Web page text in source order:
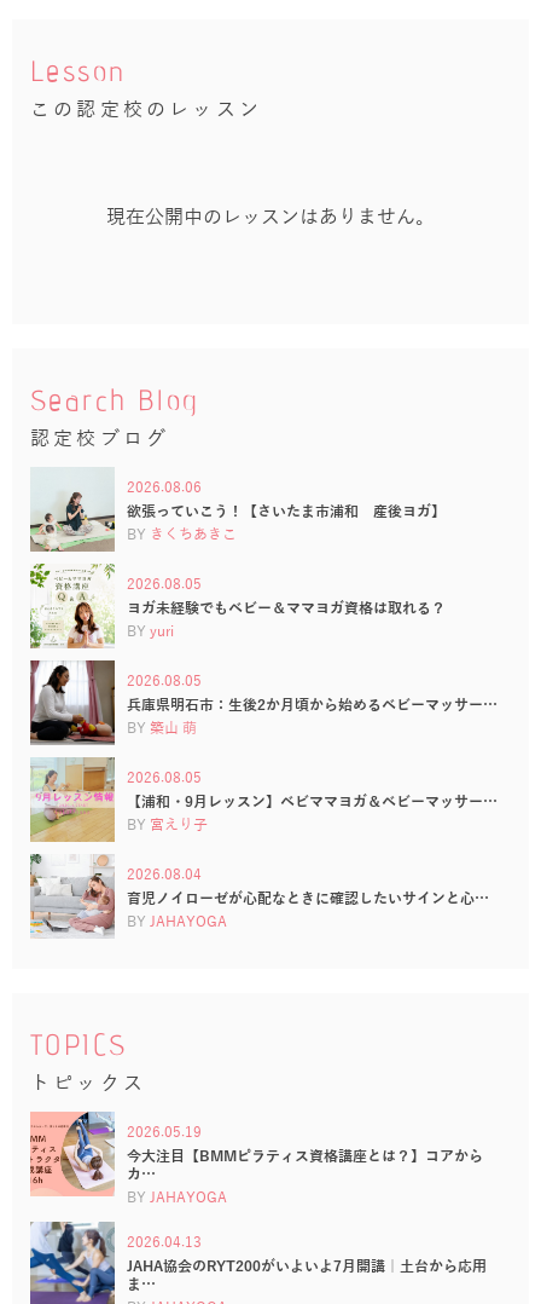
Lesson
この認定校のレッスン
現在公開中のレッスンはありません。
Search Blog
認定校ブログ
2026.08.06
欲張っていこう！【さいたま市浦和 産後ヨガ】
BY きくちあきこ
2026.08.05
ヨガ未経験でもベビー＆ママヨガ資格は取れる？
BY yuri
2026.08.05
兵庫県明石市：生後2か月頃から始めるベビーマッサー…
BY 築山 萌
2026.08.05
【浦和・9月レッスン】ベビママヨガ＆ベビーマッサー…
BY 宮えり子
2026.08.04
育児ノイローゼが心配なときに確認したいサインと心…
BY JAHAYOGA
TOPICS
トピックス
2026.05.19
今大注目【BMMピラティス資格講座とは？】コアから
カ…
BY JAHAYOGA
2026.04.13
JAHA協会のRYT200がいよいよ7月開講｜土台から応用
ま…